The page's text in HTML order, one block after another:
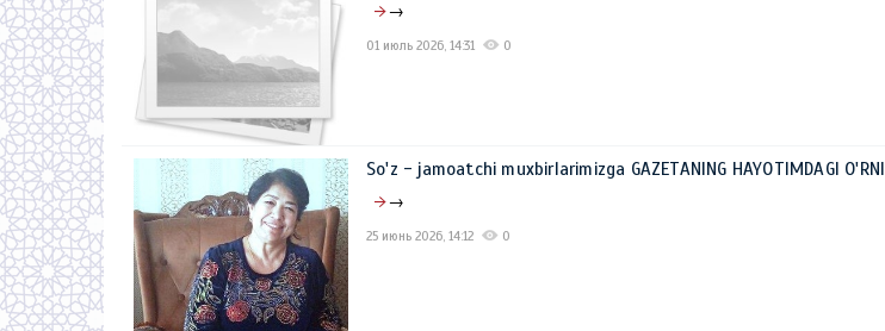
→
01 июль 2026, 14:31 0
So'z - jamoatchi muxbirlarimizga GAZETANING HAYOTIMDAGI O'RNI
→
25 июнь 2026, 14:12 0